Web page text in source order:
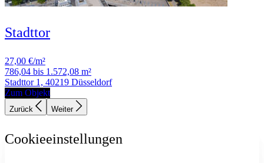
Stadttor
27,00 €/m²
786,04 bis 1.572,08 m²
Stadttor 1, 40219 Düsseldorf
Zum Objekt
Zurück Weiter
Cookieeinstellungen